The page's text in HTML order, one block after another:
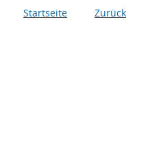
Startseite Zurück